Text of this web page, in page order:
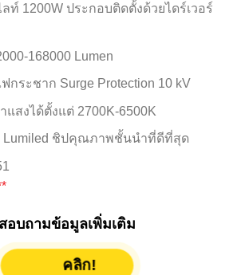
ท์ 1200W ประกอบติดตั้งด้วยไดร์เวอร์
168000 Lumen
กระชาก Surge Protection 10 kV
แสงได้ตั้งแต่ 2700K-6500K
Lumiled ชิปคุณภาพชั้นนำที่ดีที่สุด
สอบถามข้อมูลเพิ่มเติม
คลิก!